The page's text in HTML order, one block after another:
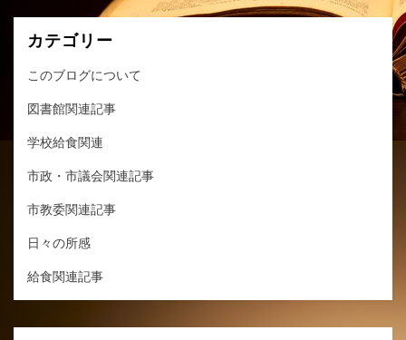
カテゴリー
このブログについて
図書館関連記事
学校給食関連
市政・市議会関連記事
市教委関連記事
日々の所感
給食関連記事